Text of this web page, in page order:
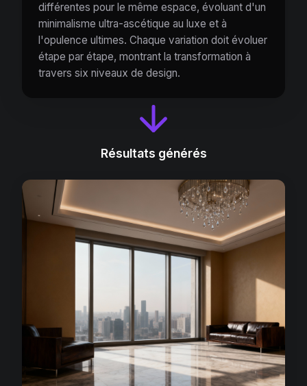
différentes pour le même espace, évoluant d'un
minimalisme ultra-ascétique au luxe et à
l'opulence ultimes. Chaque variation doit évoluer
étape par étape, montrant la transformation à
travers six niveaux de design.
Résultats générés